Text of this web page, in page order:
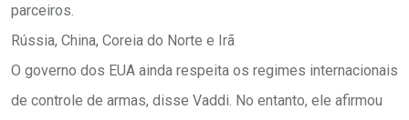
parceiros.
Rússia, China, Coreia do Norte e Irã
O governo dos EUA ainda respeita os regimes internacionais
de controle de armas, disse Vaddi. No entanto, ele afirmou